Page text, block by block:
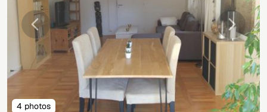
Précédente
4 photos